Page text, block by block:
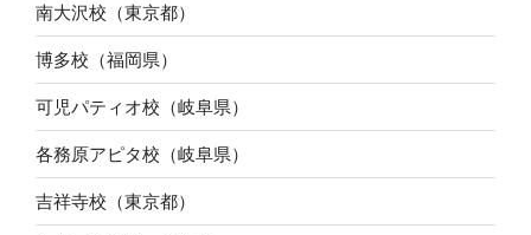
南大沢校（東京都）
博多校（福岡県）
可児パティオ校（岐阜県）
各務原アピタ校（岐阜県）
吉祥寺校（東京都）